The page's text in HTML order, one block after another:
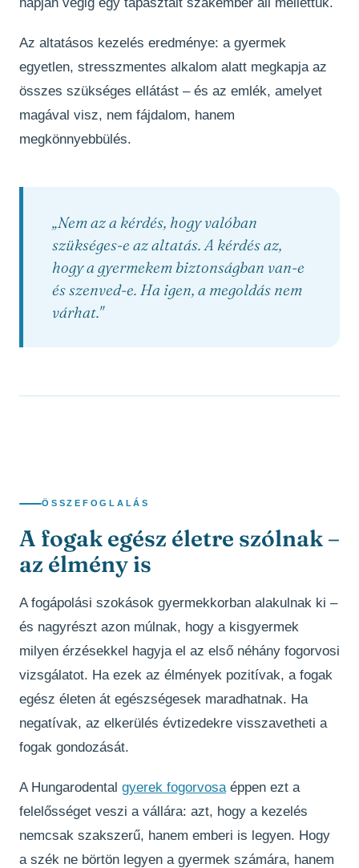
Az altatásos kezelés eredménye: a gyermek
egyetlen, stresszmentes alkalom alatt megkapja az
összes szükséges ellátást – és az emlék, amelyet
magával visz, nem fájdalom, hanem
megkönnyebbülés.
„Nem az a kérdés, hogy valóban
szükséges-e az altatás. A kérdés az,
hogy a gyermekem biztonságban van-e
és szenved-e. Ha igen, a megoldás nem
várhat."
ÖSSZEFOGLALÁS
A fogak egész életre szólnak –
az élmény is
A fogápolási szokások gyermekkorban alakulnak ki –
és nagyrészt azon múlnak, hogy a kisgyermek
milyen érzésekkel hagyja el az első néhány fogorvosi
vizsgálatot. Ha ezek az élmények pozitívak, a fogak
egész életen át egészségesek maradhatnak. Ha
negatívak, az elkerülés évtizedekre visszavetheti a
fogak gondozását.
A Hungarodental gyerek fogorvosaéppen ezt a
felelősséget veszi a vállára: azt, hogy a kezelés
nemcsak szakszerű, hanem emberi is legyen. Hogy
a szék ne börtön legyen a gyermek számára, hanem